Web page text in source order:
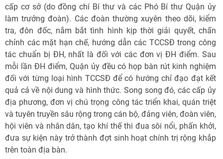
cấp cơ sở (do đồng chí Bí thư và các Phó Bí thư Quận ủy
làm trưởng đoàn). Các đoàn thường xuyên theo dõi, kiểm
tra, đôn đốc, nắm bắt tình hình kịp thời giải quyết, chấn
chỉnh các mặt hạn chế, hướng dẫn các TCCSĐ trong công
tác chuẩn bị ĐH, nhất là đối với các đơn vị ĐH điểm. Sau
mỗi lần ĐH điểm, Quận ủy đều có họp bàn rút kinh nghiệm
đối với từng loại hình TCCSĐ để có hướng chỉ đạo đạt kết
quả cả về nội dung và hình thức. Song song đó, các cấp ủy
địa phương, đơn vị chú trọng công tác triển khai, quán triệt
và tuyên truyền sâu rộng trong cán bộ, đảng viên, đoàn viên,
hội viên và nhân dân, tạo khí thế thi đua sôi nổi, phấn khởi,
đưa sự kiện này trở thành đợt sinh hoạt chính trị rộng khắp
trên toàn địa bàn.